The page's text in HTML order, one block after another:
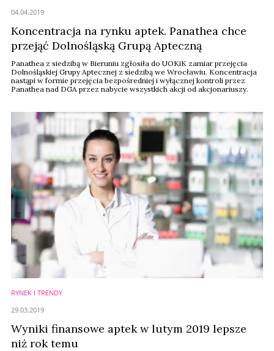
Koncentracja na rynku aptek. Panathea chce
przejąć Dolnośląską Grupą Apteczną
Panathea z siedzibą w Bieruniu zgłosiła do UOKiK zamiar przejęcia
Dolnośląskiej Grupy Aptecznej z siedzibą we Wrocławiu. Koncentracja
nastąpi w formie przejęcia bezpośredniej i wyłącznej kontroli przez
Panathea nad DGA przez nabycie wszystkich akcji od akcjonariuszy.
04.04.2019
RYNEK I TRENDY
Wyniki finansowe aptek w lutym 2019 lepsze
niż rok temu
29.03.2019